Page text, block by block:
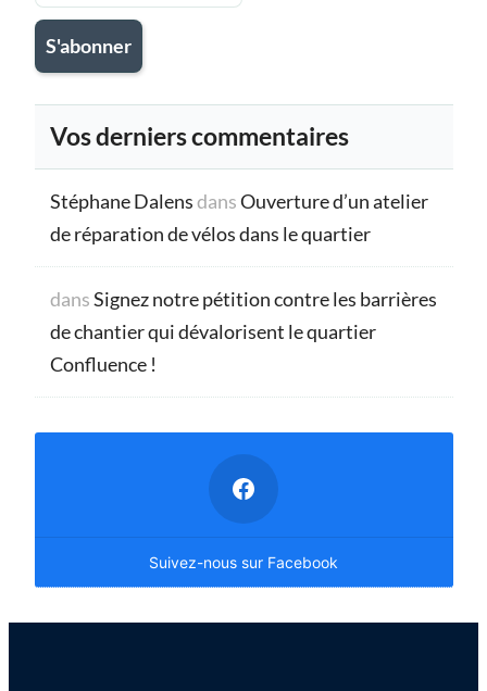
Vos derniers commentaires
Stéphane DalensdansOuverture d’un atelier
de réparation de vélos dans le quartier
dansSignez notre pétition contre les barrières
de chantier qui dévalorisent le quartier
Confluence !
Suivez-nous sur Facebook